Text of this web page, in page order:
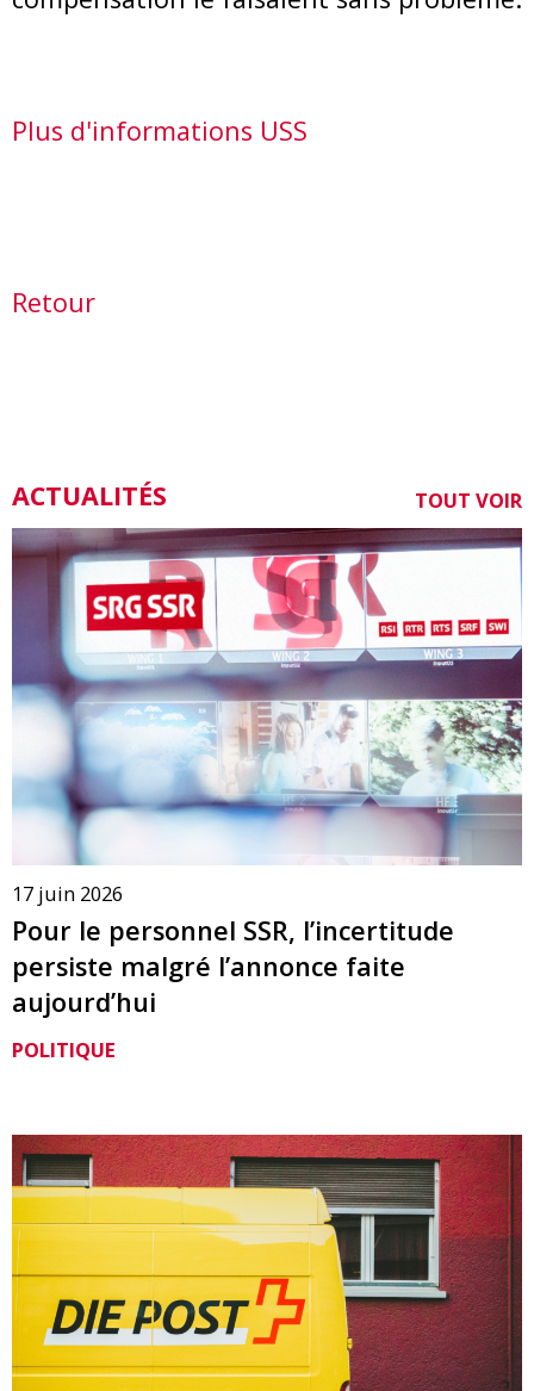
Plus d'informations USS
Retour
ACTUALITÉS TOUT VOIR
17 juin 2026
Pour le personnel SSR, l’incertitude
persiste malgré l’annonce faite
aujourd’hui
POLITIQUE